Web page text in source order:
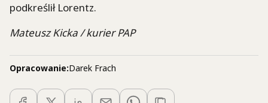
podkreślił Lorentz.
Mateusz Kicka / kurier PAP
Opracowanie:Darek Frach